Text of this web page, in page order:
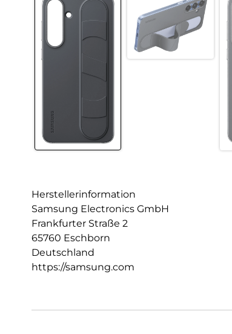
Herstellerinformation
Samsung Electronics GmbH
Frankfurter Straße 2
65760 Eschborn
Deutschland
https://samsung.com